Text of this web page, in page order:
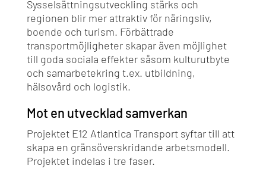
Sysselsättningsutveckling stärks och
regionen blir mer attraktiv för näringsliv,
boende och turism. Förbättrade
transportmöjligheter skapar även möjlighet
till goda sociala effekter såsom kulturutbyte
och samarbetekring t.ex. utbildning,
hälsovård och logistik.
Mot en utvecklad samverkan
Projektet E12 Atlantica Transport syftar till att
skapa en gränsöverskridande arbetsmodell.
Projektet indelas i tre faser.